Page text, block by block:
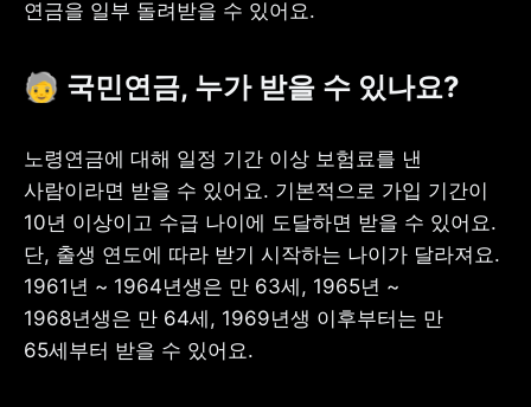
연금을 일부 돌려받을 수 있어요.
🧓 국민연금, 누가 받을 수 있나요?
노령연금에 대해 일정 기간 이상 보험료를 낸
사람이라면 받을 수 있어요. 기본적으로 가입 기간이
10년 이상이고 수급 나이에 도달하면 받을 수 있어요.
단, 출생 연도에 따라 받기 시작하는 나이가 달라져요.
1961년 ~ 1964년생은 만 63세, 1965년 ~
1968년생은 만 64세, 1969년생 이후부터는 만
65세부터 받을 수 있어요.